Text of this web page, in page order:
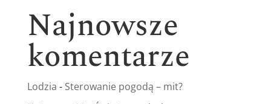
Najnowsze
komentarze
Lodzia - Sterowanie pogodą – mit?